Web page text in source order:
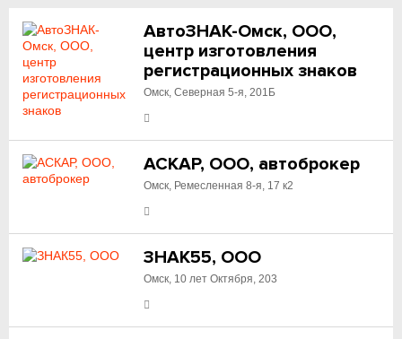
АвтоЗНАК-Омск, ООО,
центр изготовления
регистрационных знаков
Омск, Северная 5-я, 201Б
АСКАР, ООО, автоброкер
Омск, Ремесленная 8-я, 17 к2
ЗНАК55, ООО
Омск, 10 лет Октября, 203